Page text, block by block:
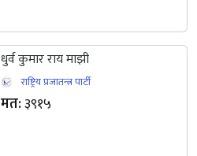
धुर्व कुमार राय माझी
राष्ट्रिय प्रजातन्त्र पार्टी
मत:३९१५